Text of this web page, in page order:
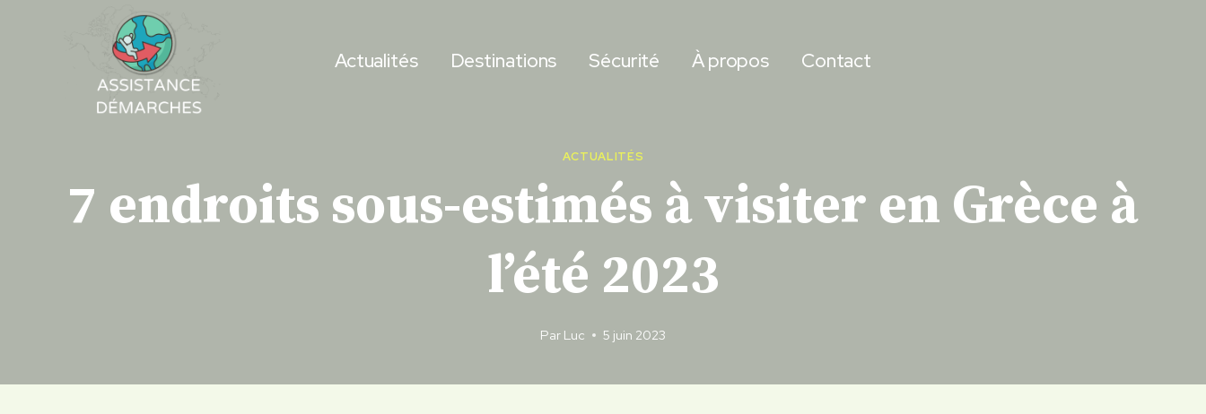
Actualités Destinations Sécurité À propos Contact
ACTUALITÉS
7 endroits sous-estimés à visiter en Grèce à
l’été 2023
Par Luc 5 juin 2023